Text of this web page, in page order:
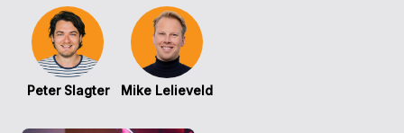
Peter Slagter Mike Lelieveld